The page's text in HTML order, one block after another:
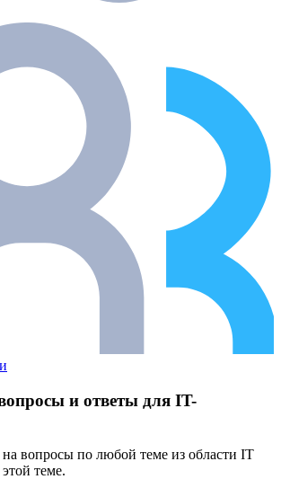
и ответы для IT-
вопросы по любой теме из области IT
теме.